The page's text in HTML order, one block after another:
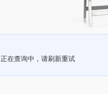
正在查询中，请刷新重试